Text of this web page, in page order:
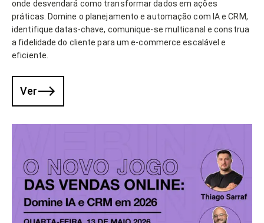
onde desvendará como transformar dados em ações
práticas. Domine o planejamento e automação com IA e CRM,
identifique datas-chave, comunique-se multicanal e construa
a fidelidade do cliente para um e-commerce escalável e
eficiente.
Ver